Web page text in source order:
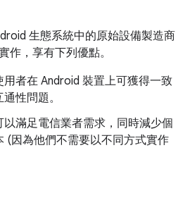
生態系統中的原始設備製造商
作，享有下列優點。
者在 Android 裝置上可獲得一致
性問題。
以滿足電信業者需求，同時減少個
(因為他們不需要以不同方式實作